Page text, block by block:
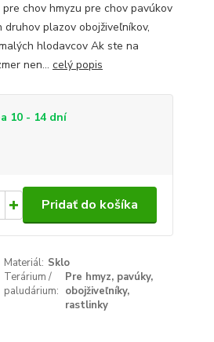
chov hmyzu pre chov pavúkov
plazov obojživeľníkov,
hlodavcov Ak ste na
nen... celý popis
10 - 14 dní
Pridať do košíka
Materiál: Sklo
Terárium /
paludárium:
Pre hmyz, pavúky,
obojživeľníky,
rastlinky